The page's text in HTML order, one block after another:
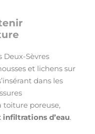
Deux-Sèvres
et lichens sur
dans les
toiture poreuse,
d’eau.